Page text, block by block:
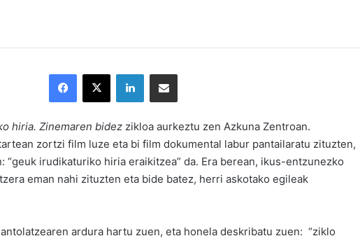
hiria. Zinemaren bidez zikloa aurkeztu zen Azkuna Zentroan.
zortzi film luze eta bi film dokumental labur pantailaratu zituzten,
“geuk irudikaturiko hiria eraikitzea” da. Era berean, ikus-entzunezko
eman nahi zituzten eta bide batez, herri askotako egileak
ardura hartu zuen, eta honela deskribatu zuen: “ziklo